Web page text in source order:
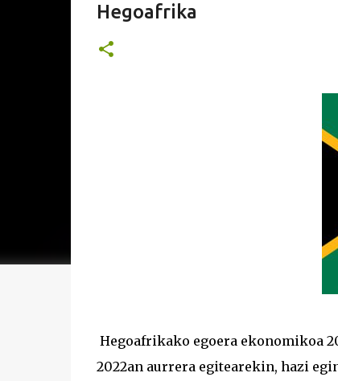
Hegoafrika
Hegoafrikako egoera ekonomikoa
2022an aurrera egitearekin, hazi